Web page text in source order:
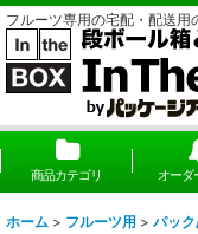
フルーツ専用の宅配・配送用
商品カテゴリ オーダ
ホーム > フルーツ用 > パッ